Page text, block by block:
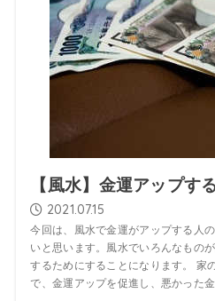
【風水】金運アップす
2021.07.15
今回は、風水で金運がアップする人
いと思います。風水でいろんなもの
するためにすることになります。 家
で、金運アップを促進し、悪かった金